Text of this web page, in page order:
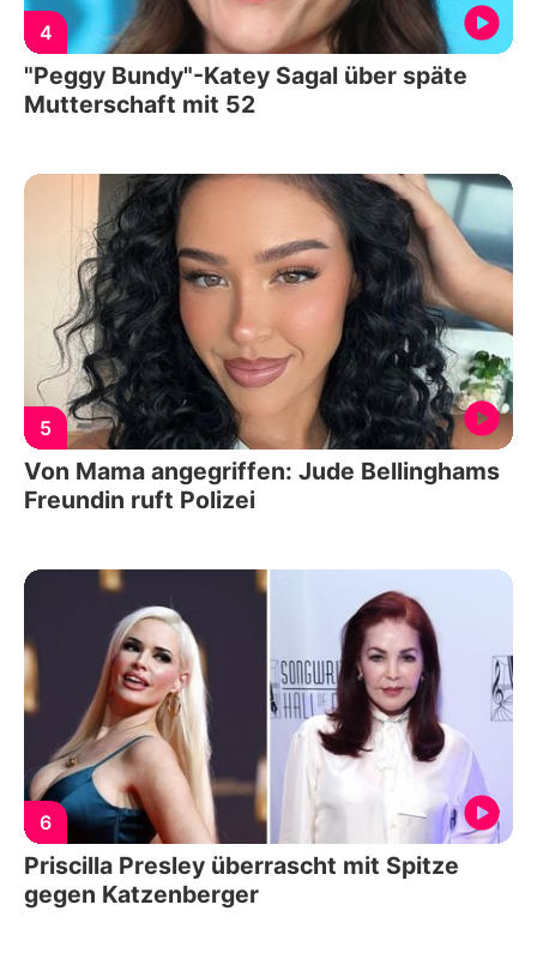
4
"Peggy Bundy"-Katey Sagal über späte
Mutterschaft mit 52
5
Von Mama angegriffen: Jude Bellinghams
Freundin ruft Polizei
6
Priscilla Presley überrascht mit Spitze
gegen Katzenberger